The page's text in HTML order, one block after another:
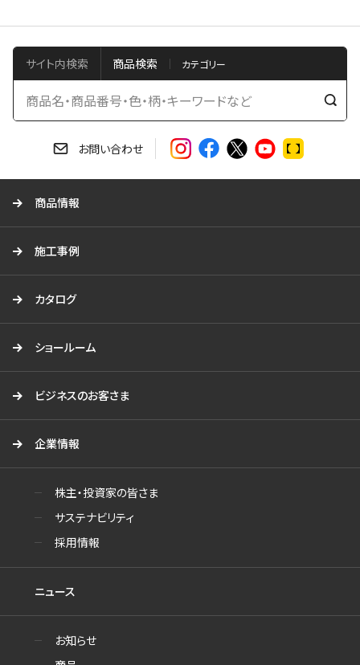
サイト内検索 商品検索
検
お問い合わせ
商品情報
施工事例
カタログ
ショールーム
ビジネスのお客さま
企業情報
株主・投資家の皆さま
サステナビリティ
採用情報
ニュース
お知らせ